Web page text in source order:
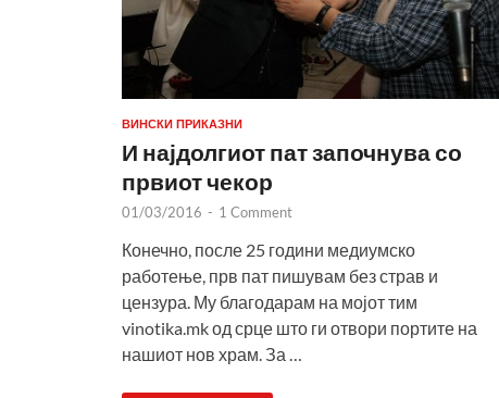
ВИНСКИ ПРИКАЗНИ
И најдолгиот пат започнува со
првиот чекор
01/03/2016 - 1 Comment
Конечно, после 25 години медиумско
работење, прв пат пишувам без страв и
цензура. Му благодарам на мојот тим
vinotika.mk од срце што ги отвори портите на
нашиот нов храм. За …